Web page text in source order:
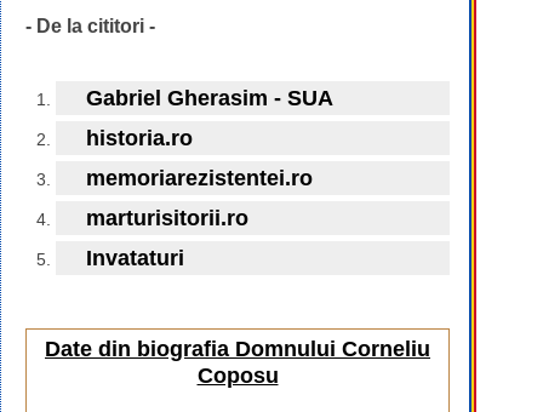
- De la cititori -
Gabriel Gherasim - SUA
historia.ro
memoriarezistentei.ro
marturisitorii.ro
Invataturi
Date din biografia Domnului Corneliu
Coposu